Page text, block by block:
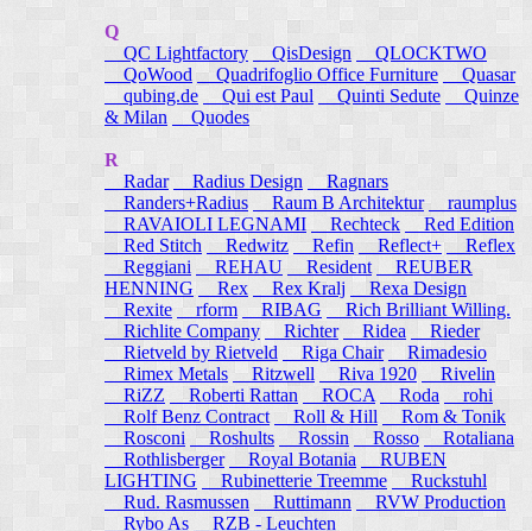
Q
QC Lightfactory
QisDesign
QLOCKTWO
QoWood Quadrifoglio Office Furniture
Quasar
qubing.de
Qui est Paul Quinti Sedute
Quinze
& Milan
Quodes
R
Radar
Radius Design
Ragnars
Randers+Radius
Raum B Architektur raumplus
RAVAIOLI LEGNAMI
Rechteck
Red Edition
Red Stitch
Redwitz Refin Reflect+
Reflex
Reggiani
REHAU Resident
REUBER
HENNING
Rex Rex Kralj
Rexa Design
Rexite
rform RIBAG
Rich Brilliant Willing.
Richlite Company
Richter Ridea
Rieder
Rietveld by Rietveld
Riga Chair
Rimadesio
Rimex Metals
Ritzwell Riva 1920
Rivelin
RiZZ
Roberti Rattan ROCA Roda
rohi
Rolf Benz Contract
Roll & Hill
Rom & Tonik
Rosconi Roshults Rossin Rosso
Rotaliana
Rothlisberger
Royal Botania
RUBEN
LIGHTING
Rubinetterie Treemme
Ruckstuhl
Rud. Rasmussen
Ruttimann
RVW Production
Rybo As
RZB - Leuchten